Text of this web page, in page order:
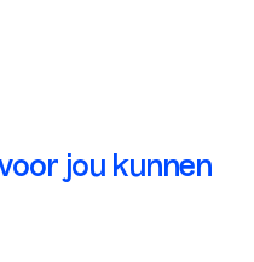
jou kunnen